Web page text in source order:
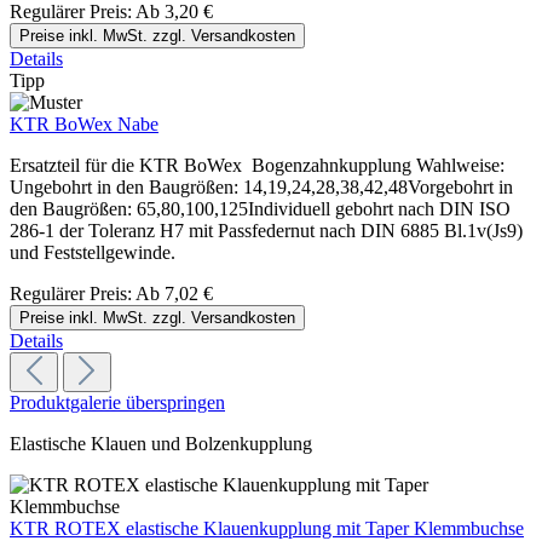
Regulärer Preis: Ab 3,20 €
Preise inkl. MwSt. zzgl. Versandkosten
Details
Tipp
KTR BoWex Nabe
Ersatzteil für die KTR BoWex Bogenzahnkupplung Wahlweise:
Ungebohrt in den Baugrößen: 14,19,24,28,38,42,48Vorgebohrt in
den Baugrößen: 65,80,100,125Individuell gebohrt nach DIN ISO
286-1 der Toleranz H7 mit Passfedernut nach DIN 6885 Bl.1v(Js9)
und Feststellgewinde.
Regulärer Preis: Ab 7,02 €
Preise inkl. MwSt. zzgl. Versandkosten
Details
Produktgalerie überspringen
Elastische Klauen und Bolzenkupplung
KTR ROTEX elastische Klauenkupplung mit Taper Klemmbuchse